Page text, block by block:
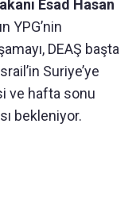
Esad Hasan
YPG’nin
DEAŞ başta
Suriye’ye
ve hafta sonu
bekleniyor.